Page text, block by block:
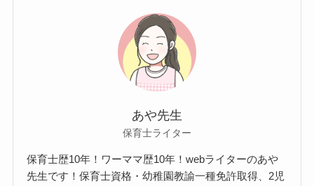
あや先生
保育士ライター
保育士歴10年！ワーママ歴10年！webライターのあや
先生です！保育士資格・幼稚園教諭一種免許取得、2児